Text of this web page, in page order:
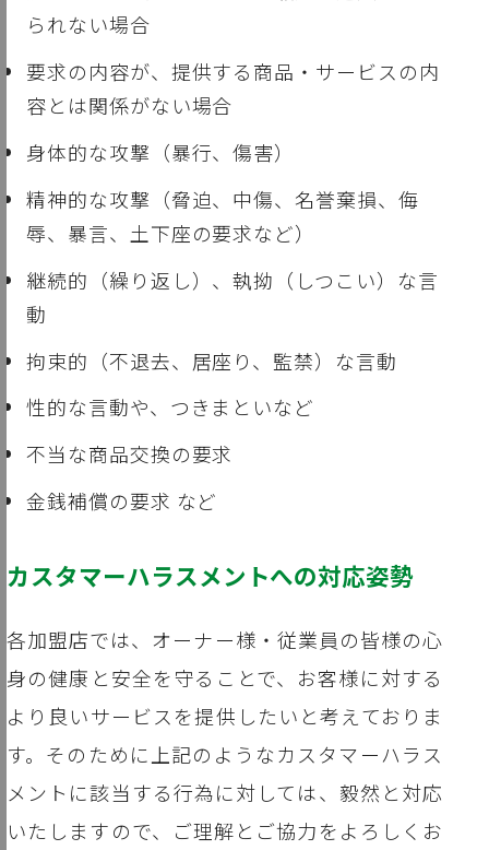
られない場合
要求の内容が、提供する商品・サービスの内
容とは関係がない場合
身体的な攻撃（暴行、傷害）
精神的な攻撃（脅迫、中傷、名誉棄損、侮
辱、暴言、土下座の要求など）
継続的（繰り返し）、執拗（しつこい）な言
動
拘束的（不退去、居座り、監禁）な言動
性的な言動や、つきまといなど
不当な商品交換の要求
金銭補償の要求 など
カスタマーハラスメントへの対応姿勢
各加盟店では、オーナー様・従業員の皆様の心
身の健康と安全を守ることで、お客様に対する
より良いサービスを提供したいと考えておりま
す。そのために上記のようなカスタマーハラス
メントに該当する行為に対しては、毅然と対応
いたしますので、ご理解とご協力をよろしくお